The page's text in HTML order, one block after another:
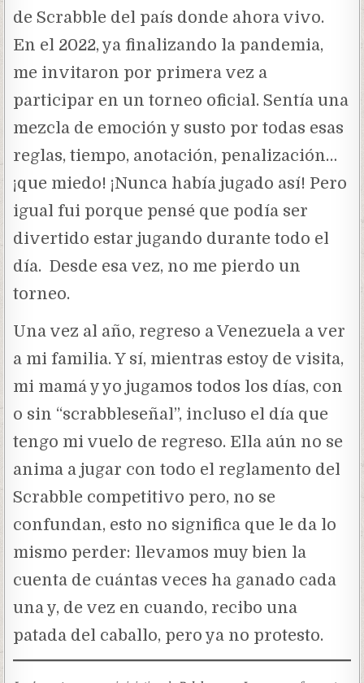
de Scrabble del país donde ahora vivo.
En el 2022, ya finalizando la pandemia,
me invitaron por primera vez a
participar en un torneo oficial. Sentía una
mezcla de emoción y susto por todas esas
reglas, tiempo, anotación, penalización…
¡que miedo! ¡Nunca había jugado así! Pero
igual fui porque pensé que podía ser
divertido estar jugando durante todo el
día. Desde esa vez, no me pierdo un
torneo.
Una vez al año, regreso a Venezuela a ver
a mi familia. Y sí, mientras estoy de visita,
mi mamá y yo jugamos todos los días, con
o sin “scrabbleseñal”, incluso el día que
tengo mi vuelo de regreso. Ella aún no se
anima a jugar con todo el reglamento del
Scrabble competitivo pero, no se
confundan, esto no significa que le da lo
mismo perder: llevamos muy bien la
cuenta de cuántas veces ha ganado cada
una y, de vez en cuando, recibo una
patada del caballo, pero ya no protesto.